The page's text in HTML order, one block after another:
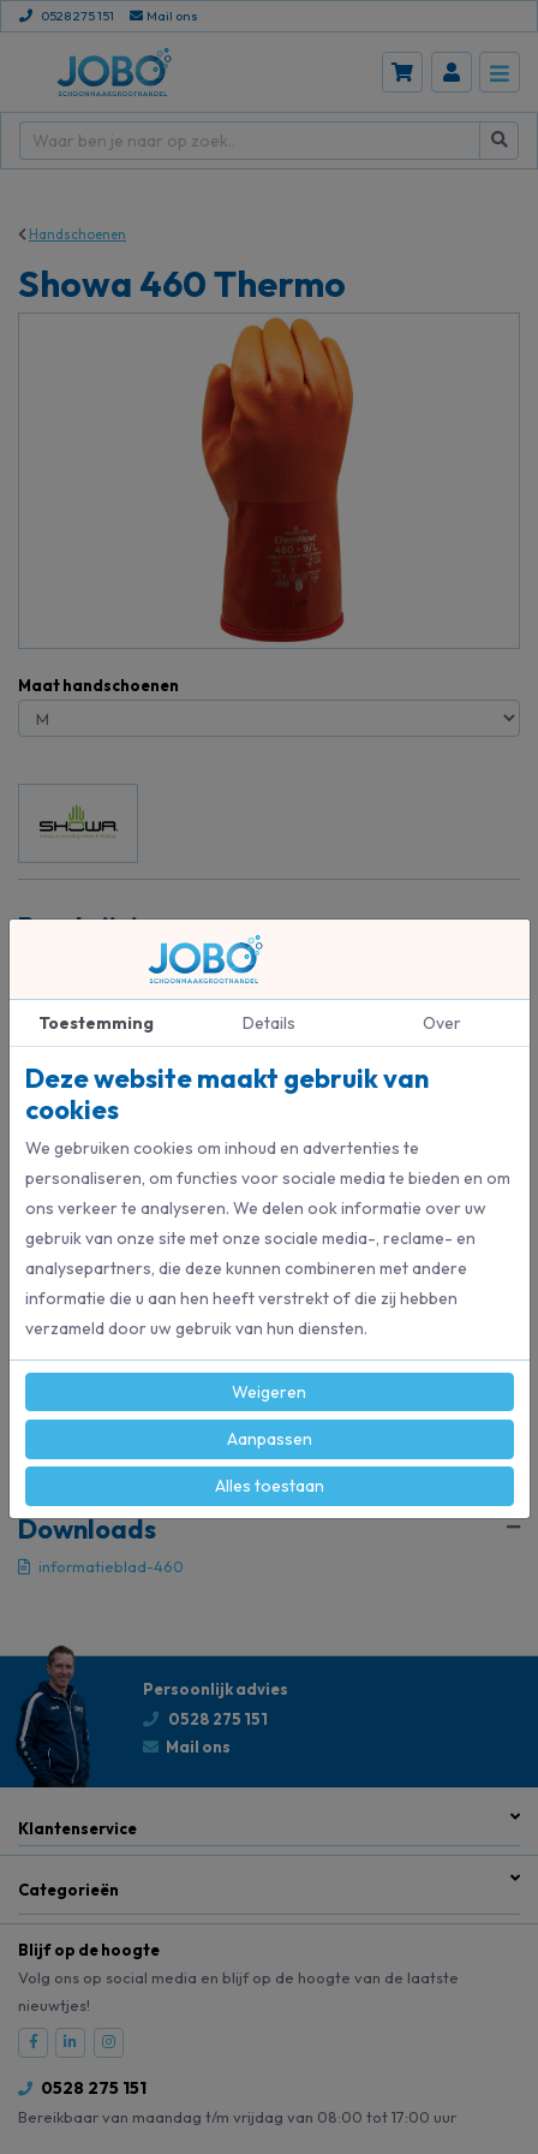
0528 275 151 Mail ons
Handschoenen
Showa 460 Thermo
Maat handschoenen
Beschrijving
Deze koudebestendige handschoen biedt superieure warmte bij
wel -20°C.
chemicaliën, terwijl het ruwe oppervlak zeer goede grip en hoge
precisie biedt bij het hanteren van kleine vette onderdelen.
Specificaties
Artikelnummer 155162
Merk Showa
Downloads
informatieblad-460
Persoonlijk advies
0528 275 151
Mail ons
Klantenservice
Categorieën
Blijf op de hoogte
Volg ons op social media en blijf op de hoogte van de laatste
nieuwtjes!
0528 275 151
Bereikbaar van maandag t/m vrijdag van 08:00 tot 17:00 uur
Toestemming Details Over
Deze website maakt gebruik van
cookies
We gebruiken cookies om inhoud en advertenties te
personaliseren, om functies voor sociale media te bieden en om
ons verkeer te analyseren. We delen ook informatie over uw
gebruik van onze site met onze sociale media-, reclame- en
analysepartners, die deze kunnen combineren met andere
informatie die u aan hen heeft verstrekt of die zij hebben
verzameld door uw gebruik van hun diensten.
Weigeren
Aanpassen
Alles toestaan